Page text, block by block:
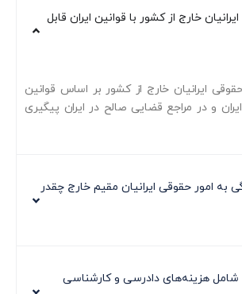
خارج از کشور با قوانین ایران قابل
ایرانیان خارج از کشور بر اساس قوانین
و در مراجع قضایی صالح در ایران پیگیری
امور حقوقی ایرانیان مقیم خارج چقدر
شامل هزینه‌های دادرسی و کارشناسی